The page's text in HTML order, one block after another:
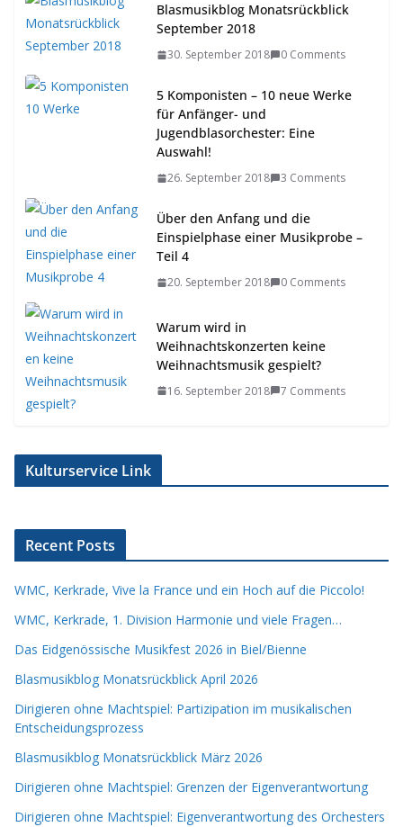
Blasmusikblog Monatsrückblick
September 2018
30. September 2018 0 Comments
5 Komponisten – 10 neue Werke
für Anfänger- und
Jugendblasorchester: Eine
Auswahl!
26. September 2018 3 Comments
Über den Anfang und die
Einspielphase einer Musikprobe –
Teil 4
20. September 2018 0 Comments
Warum wird in
Weihnachtskonzerten keine
Weihnachtsmusik gespielt?
16. September 2018 7 Comments
Kulturservice Link
Recent Posts
WMC, Kerkrade, Vive la France und ein Hoch auf die Piccolo!
WMC, Kerkrade, 1. Division Harmonie und viele Fragen…
Das Eidgenössische Musikfest 2026 in Biel/Bienne
Blasmusikblog Monatsrückblick April 2026
Dirigieren ohne Machtspiel: Partizipation im musikalischen
Entscheidungsprozess
Blasmusikblog Monatsrückblick März 2026
Dirigieren ohne Machtspiel: Grenzen der Eigenverantwortung
Dirigieren ohne Machtspiel: Eigenverantwortung des Orchesters